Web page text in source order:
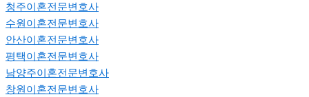
청주이혼전문변호사
수원이혼전문변호사
안산이혼전문변호사
평택이혼전문변호사
남양주이혼전문변호사
창원이혼전문변호사